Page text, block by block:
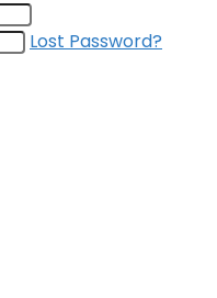
Lost Password?